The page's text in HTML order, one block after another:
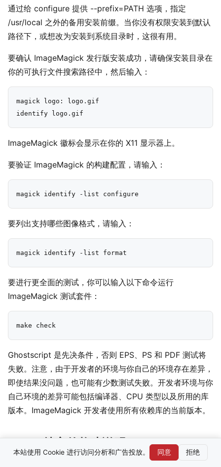
通过给 configure 提供 --prefix=PATH 选项，指定
/usr/local 之外的备用安装前缀。当你没有权限安装到默认
路径下，或想改为安装到系统目录时，这很有用。
要确认 ImageMagick 发行版安装成功，请确保安装目录在
你的可执行文件搜索路径中，然后输入：
magick logo: logo.gif
ImageMagick 徽标会显示在你的 X11 显示器上。
要验证 ImageMagick 的构建配置，请输入：
要列出支持哪些图像格式，请输入：
要进行更全面的测试，你可以输入以下命令运行
ImageMagick 测试套件：
Ghostscript 是先决条件，否则 EPS、PS 和 PDF 测试将
失败。注意，由于开发者的环境与你自己的环境存在差异，
即使结果没问题，也可能有少数测试失败。开发者环境与你
自己环境的差异可能包括编译器、CPU 类型以及所用的库
版本。ImageMagick 开发者使用所有依赖库的当前版本。
Linux 特定的构建说明
本站使用 Cookie 进行访问分析和广告投放。 同意 拒绝